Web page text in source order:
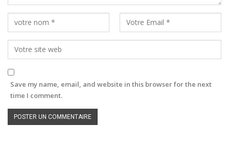
Save my name, email, and website in this browser for the next
time I comment.